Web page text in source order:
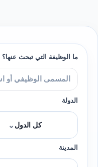
ما الوظيفة التي تبحث عنها؟
الدولة
كل الدول ⌄
المدينة